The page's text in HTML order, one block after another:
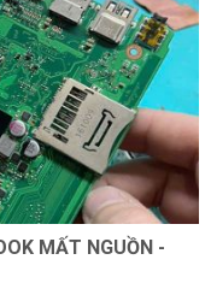
MẤT NGUỒN -